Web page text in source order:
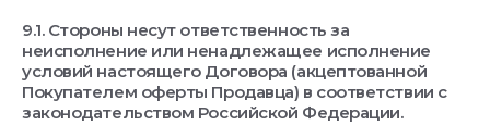
9.1. Стороны несут ответственность за
неисполнение или ненадлежащее исполнение
условий настоящего Договора (акцептованной
Покупателем оферты Продавца) в соответствии с
законодательством Российской Федерации.